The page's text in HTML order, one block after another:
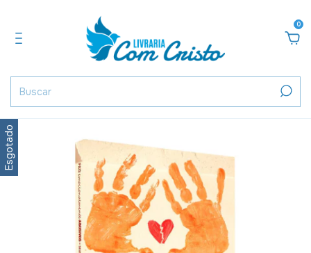
0
Esgotado